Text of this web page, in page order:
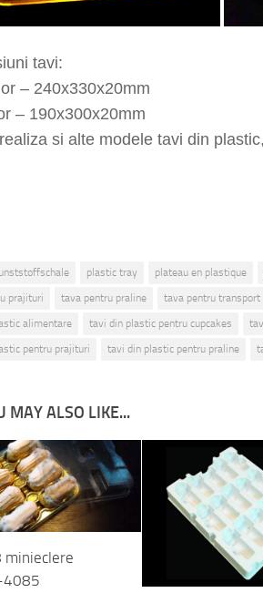
tavi:
– 240x330x20mm
– 190x300x20mm
si alte modele tavi din
plastic tray plateau en plastique
prajituri
tava pentru praline tava pentru transport
alimentare
tavi din plastic pentru cupcakes
pentru prajituri
tavi din plastic pentru praline
MAY ALSO LIKE...
minieclere